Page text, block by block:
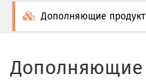
Дополняющие
Дополняющие